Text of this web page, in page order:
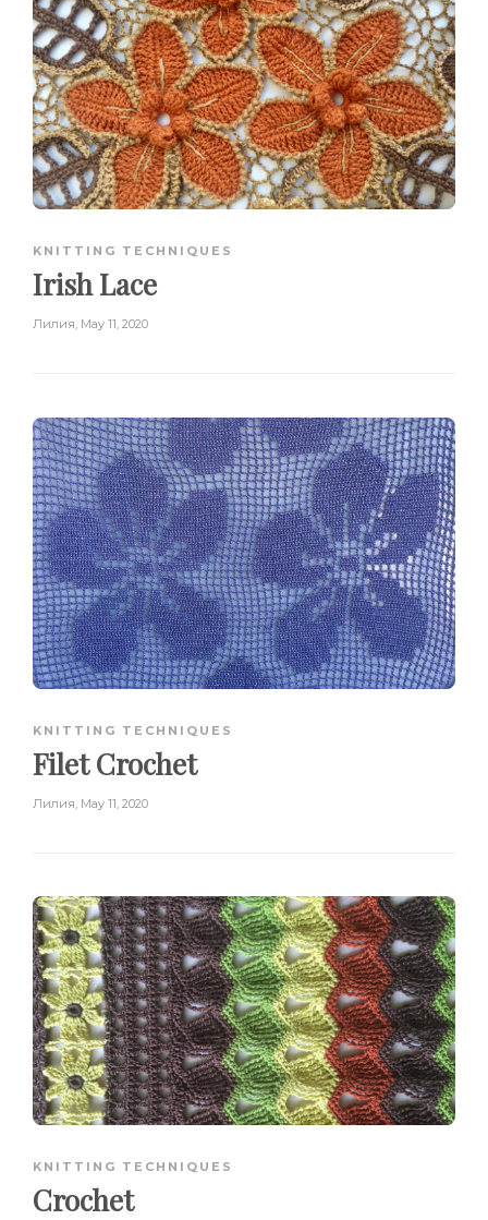
KNITTING TECHNIQUES
Irish Lace
Лилия May 11, 2020
KNITTING TECHNIQUES
Filet Crochet
Лилия May 11, 2020
KNITTING TECHNIQUES
Crochet